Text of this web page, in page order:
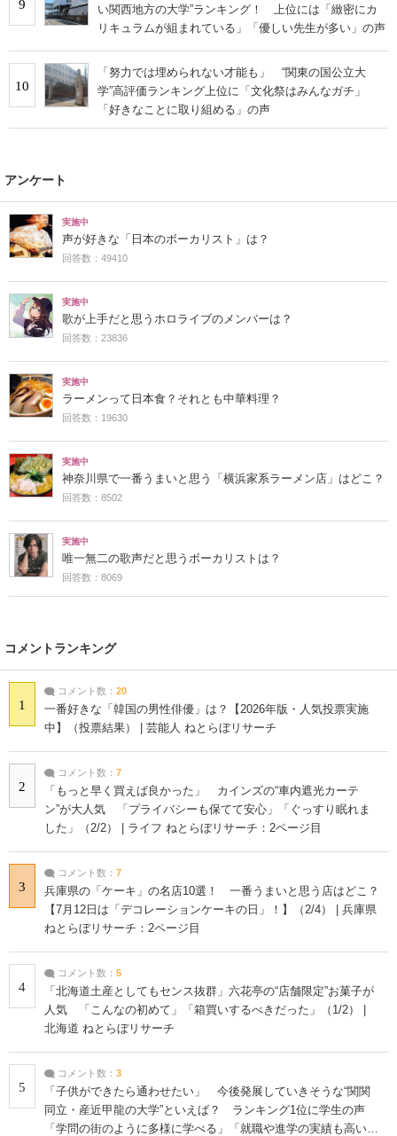
9
い関西地方の大学”ランキング！ 上位には「緻密にカ
リキュラムが組まれている」「優しい先生が多い」の声
10
「努力では埋められない才能も」 “関東の国公立大
学”高評価ランキング上位に「文化祭はみんなガチ」
「好きなことに取り組める」の声
アンケート
実施中
声が好きな「日本のボーカリスト」は？
回答数：49410
実施中
歌が上手だと思うホロライブのメンバーは？
回答数：23836
実施中
ラーメンって日本食？それとも中華料理？
回答数：19630
実施中
神奈川県で一番うまいと思う「横浜家系ラーメン店」はどこ？
回答数：8502
実施中
唯一無二の歌声だと思うボーカリストは？
回答数：8069
コメントランキング
1
コメント数： 20
一番好きな「韓国の男性俳優」は？【2026年版・人気投票実施
中】（投票結果） | 芸能人 ねとらぼリサーチ
2
コメント数： 7
「もっと早く買えば良かった」 カインズの“車内遮光カーテ
ン”が大人気 「プライバシーも保てて安心」「ぐっすり眠れま
した」（2/2） | ライフ ねとらぼリサーチ：2ページ目
3
コメント数： 7
兵庫県の「ケーキ」の名店10選！ 一番うまいと思う店はどこ？
【7月12日は「デコレーションケーキの日」！】（2/4） | 兵庫県
ねとらぼリサーチ：2ページ目
4
コメント数： 5
「北海道土産としてもセンス抜群」六花亭の“店舗限定”お菓子が
人気 「こんなの初めて」「箱買いするべきだった」（1/2） |
北海道 ねとらぼリサーチ
5
コメント数： 3
「子供ができたら通わせたい」 今後発展していきそうな“関関
同立・産近甲龍の大学”といえば？ ランキング1位に学生の声
「学問の街のように多様に学べる」「就職や進学の実績も高い」